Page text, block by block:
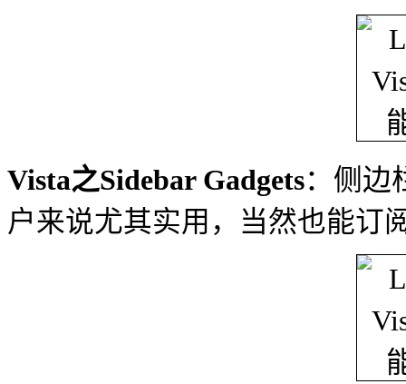
Vista之Sidebar Gadgets：侧边
户来说尤其实用，当然也能订